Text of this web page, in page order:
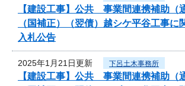
【建設工事】公共 事業間連携補助（
（国補正）（翌債）越シケ平谷工事に
入札公告
2025年1月21日更新 下呂土木事務所
【建設工事】公共 事業間連携補助（